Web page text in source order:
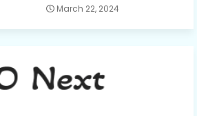
March 22, 2024